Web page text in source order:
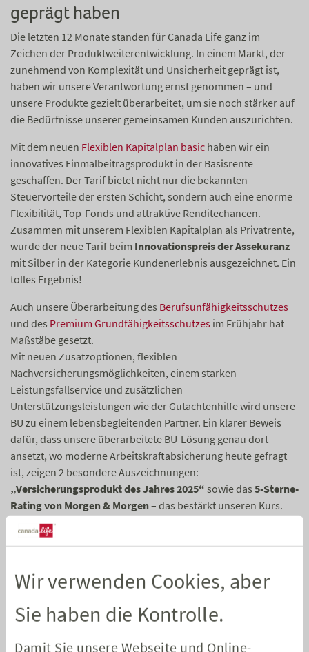
Wir verwenden Cookies, aber
Sie haben die Kontrolle.
Damit Sie unsere Webseite und Online-
geprägt haben
Die letzten 12 Monate standen für Canada Life ganz im
Zeichen der Produktweiterentwicklung. In einem Markt, der
zunehmend von Komplexität und Unsicherheit geprägt ist,
haben wir unsere Verantwortung ernst genommen – und
unsere Produkte gezielt überarbeitet, um sie noch stärker auf
die Bedürfnisse unserer gemeinsamen Kunden auszurichten.
Mit dem neuen Flexiblen Kapitalplan basic haben wir ein
innovatives Einmalbeitragsprodukt in der Basisrente
geschaffen. Der Tarif bietet nicht nur die bekannten
Steuervorteile der ersten Schicht, sondern auch eine enorme
Flexibilität, Top-Fonds und attraktive Renditechancen.
Zusammen mit unserem Flexiblen Kapitalplan als Privatrente,
wurde der neue Tarif beim Innovationspreis der Assekuranz
mit Silber in der Kategorie Kundenerlebnis ausgezeichnet. Ein
tolles Ergebnis!
Auch unsere Überarbeitung des Berufsunfähigkeitsschutzes
und des Premium Grundfähigkeitsschutzes im Frühjahr hat
Maßstäbe gesetzt.
Mit neuen Zusatzoptionen, flexiblen
Nachversicherungsmöglichkeiten, einem starken
Leistungsfallservice und zusätzlichen
Unterstützungsleistungen wie der Gutachtenhilfe wird unsere
BU zu einem lebensbegleitenden Partner. Ein klarer Beweis
dafür, dass unsere überarbeitete BU-Lösung genau dort
ansetzt, wo moderne Arbeitskraftabsicherung heute gefragt
ist, zeigen 2 besondere Auszeichnungen:
„Versicherungsprodukt des Jahres 2025“ sowie das 5-Sterne-
Rating von Morgen & Morgen– das bestärkt unseren Kurs.
Als Erfinder der Grundfähigkeitsversicherung haben wir vor 25
Jahren den deutschen Markt geprägt – und das ist auch
Grundfähigkeitsschutz bieten wir Kunden eine Absicherung,
bietet jetzt unter anderem starke Zusatzoptionen wie
„FähigkeitenPlus“ zur Absicherung zusätzlicher Fähigkeiten